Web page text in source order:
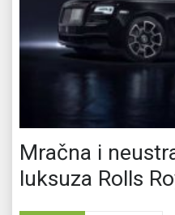
Mračna i
luksuza Rolls